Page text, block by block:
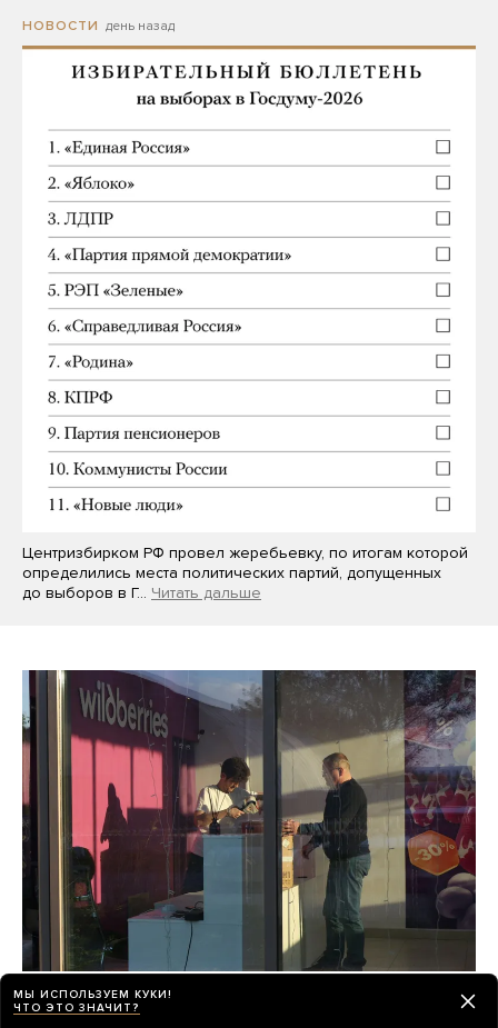
НОВОСТИ день назад
Центризбирком РФ провел жеребьевку, по итогам которой
определились места политических партий, допущенных
до выборов в Г… Читать дальше
Wildberries потеряла как минимум 100
МЫ ИСПОЛЬЗУЕМ КУКИ!
ЧТО ЭТО ЗНАЧИТ?